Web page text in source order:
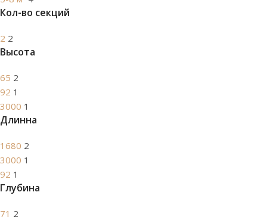
Кол-во секций
2 2
Высота
65 2
92 1
3000 1
Длинна
1680 2
3000 1
92 1
Глубина
71 2